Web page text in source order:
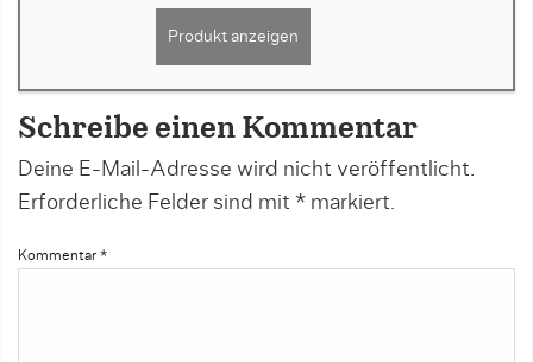
Produkt anzeigen
Schreibe einen Kommentar
Deine E-Mail-Adresse wird nicht veröffentlicht.
Erforderliche Felder sind mit * markiert.
Kommentar *